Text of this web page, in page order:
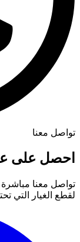
تواصل معنا
احصل على
تواصل معنا
لقطع الغيار التي